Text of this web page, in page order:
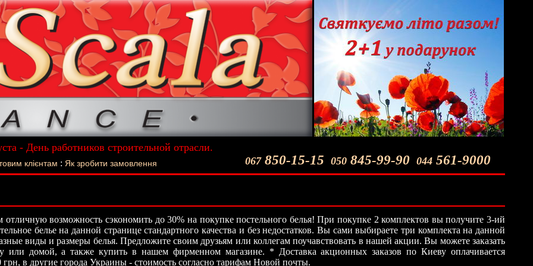
- День работников строительной отрасли.
подарок - Постельное белье La Scala!
067850-15-15 050 845-99-90 044 561-9000
клієнтам : Як зробити замовлення
возможность сэкономить до 30% на покупке постельного белья! При покупке 2 комплектов вы получите 3-ий
белье на данной странице стандартного качества и без недостатков. Вы сами выбираете три комплекта на данной
виды и размеры белья. Предложите своим друзьям или коллегам поучавствовать в нашей акции. Вы можете заказать
или домой, а также купить в нашем фирменном магазине. * Доставка акционных заказов по Киеву оплачивается
грн, в другие города Украины - стоимость согласно тарифам Новой почты.